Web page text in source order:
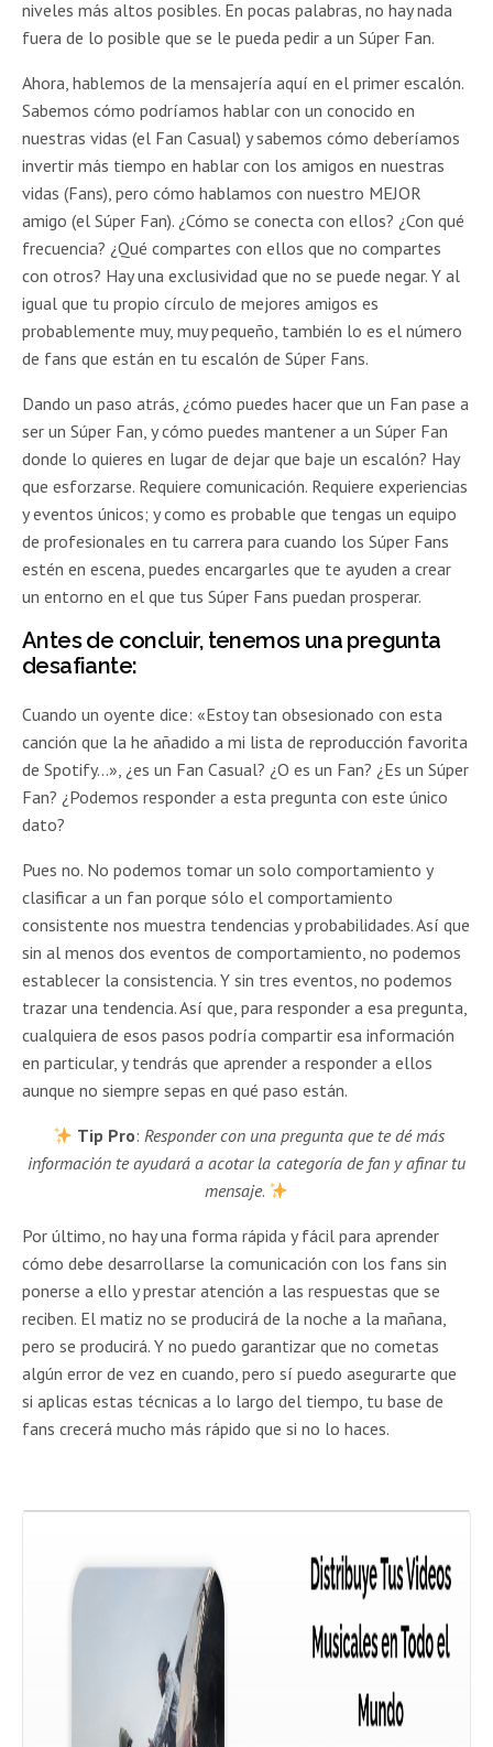
niveles más altos posibles. En pocas palabras, no hay nada
fuera de lo posible que se le pueda pedir a un Súper Fan.
Ahora, hablemos de la mensajería aquí en el primer escalón.
Sabemos cómo podríamos hablar con un conocido en
nuestras vidas (el Fan Casual) y sabemos cómo deberíamos
invertir más tiempo en hablar con los amigos en nuestras
vidas (Fans), pero cómo hablamos con nuestro MEJOR
amigo (el Súper Fan). ¿Cómo se conecta con ellos? ¿Con qué
frecuencia? ¿Qué compartes con ellos que no compartes
con otros? Hay una exclusividad que no se puede negar. Y al
igual que tu propio círculo de mejores amigos es
probablemente muy, muy pequeño, también lo es el número
de fans que están en tu escalón de Súper Fans.
Dando un paso atrás, ¿cómo puedes hacer que un Fan pase a
ser un Súper Fan, y cómo puedes mantener a un Súper Fan
donde lo quieres en lugar de dejar que baje un escalón? Hay
que esforzarse. Requiere comunicación. Requiere experiencias
y eventos únicos; y como es probable que tengas un equipo
de profesionales en tu carrera para cuando los Súper Fans
estén en escena, puedes encargarles que te ayuden a crear
un entorno en el que tus Súper Fans puedan prosperar.
Antes de concluir, tenemos una pregunta
desafiante:
Cuando un oyente dice: «Estoy tan obsesionado con esta
canción que la he añadido a mi lista de reproducción favorita
de Spotify…», ¿es un Fan Casual? ¿O es un Fan? ¿Es un Súper
Fan? ¿Podemos responder a esta pregunta con este único
dato?
Pues no. No podemos tomar un solo comportamiento y
clasificar a un fan porque sólo el comportamiento
consistente nos muestra tendencias y probabilidades. Así que
sin al menos dos eventos de comportamiento, no podemos
establecer la consistencia. Y sin tres eventos, no podemos
trazar una tendencia. Así que, para responder a esa pregunta,
cualquiera de esos pasos podría compartir esa información
en particular, y tendrás que aprender a responder a ellos
aunque no siempre sepas en qué paso están.
Tip Pro:Responder con una pregunta que te dé más
información te ayudará a acotar la categoría de fan y afinar tu
mensaje.
Por último, no hay una forma rápida y fácil para aprender
cómo debe desarrollarse la comunicación con los fans sin
ponerse a ello y prestar atención a las respuestas que se
reciben. El matiz no se producirá de la noche a la mañana,
pero se producirá. Y no puedo garantizar que no cometas
algún error de vez en cuando, pero sí puedo asegurarte que
si aplicas estas técnicas a lo largo del tiempo, tu base de
fans crecerá mucho más rápido que si no lo haces.